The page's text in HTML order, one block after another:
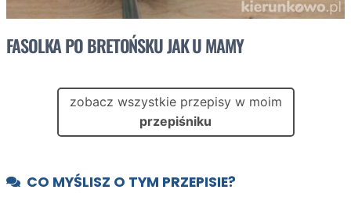
FASOLKA PO BRETOŃSKU JAK U MAMY
zobacz wszystkie przepisy w moim
przepiśniku
CO MYŚLISZ O TYM PRZEPISIE?